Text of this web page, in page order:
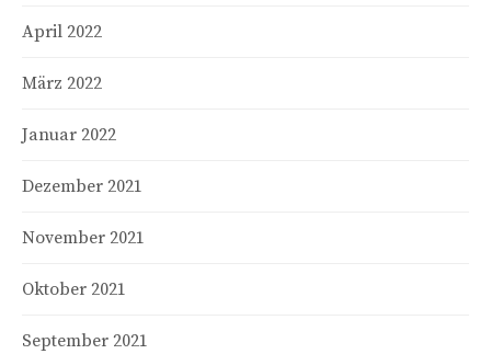
April 2022
März 2022
Januar 2022
Dezember 2021
November 2021
Oktober 2021
September 2021